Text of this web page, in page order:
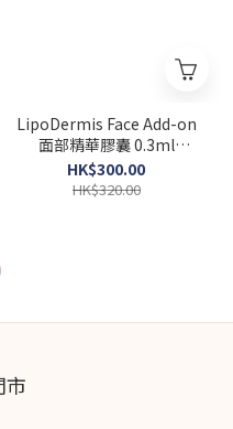
LipoDermis Face Add-on
面部精華膠囊 0.3ml
x150caps
HK$300.00
HK$320.00
市